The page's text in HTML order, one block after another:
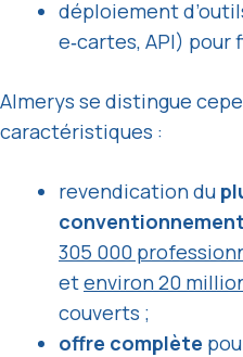
déploiement
e‑cartes, API) pour
Almerys se distingue
caractéristiques :
revendication du
conventionnement
305 000
etenviron 20
couverts ;
offre complète